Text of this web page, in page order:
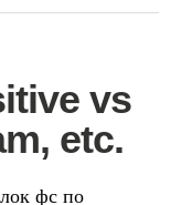
vs
etc.
фс по